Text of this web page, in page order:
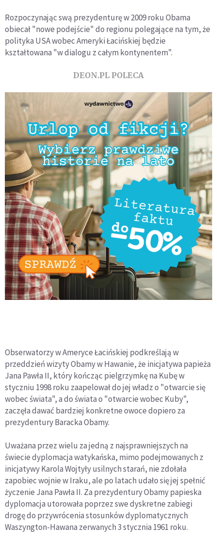
Rozpoczynając swą prezydenturę w 2009 roku Obama
obiecał "nowe podejście" do regionu polegające na tym, że
polityka USA wobec Ameryki Łacińskiej będzie
kształtowana "w dialogu z całym kontynentem".
DEON.PL POLECA
Obserwatorzy w Ameryce Łacińskiej podkreślają w
przeddzień wizyty Obamy w Hawanie, że inicjatywa papieża
Jana Pawła II, który kończąc pielgrzymkę na Kubę w
styczniu 1998 roku zaapelował do jej władz o "otwarcie się
wobec świata", a do świata o "otwarcie wobec Kuby",
zaczęła dawać bardziej konkretne owoce dopiero za
prezydentury Baracka Obamy.
Uważana przez wielu za jedną z najsprawniejszych na
świecie dyplomacja watykańska, mimo podejmowanych z
inicjatywy Karola Wojtyły usilnych starań, nie zdołała
zapobiec wojnie w Iraku, ale po latach udało się jej spełnić
życzenie Jana Pawła II. Za prezydentury Obamy papieska
dyplomacja utorowała poprzez swe dyskretne zabiegi
drogę do przywrócenia stosunków dyplomatycznych
Waszyngton-Hawana zerwanych 3 stycznia 1961 roku.